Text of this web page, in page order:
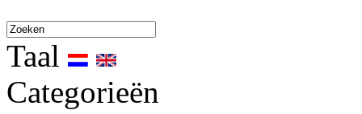
Taal
Categorieën